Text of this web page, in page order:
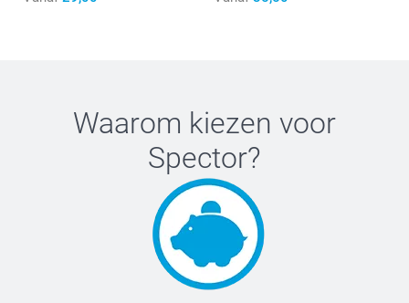
Waarom kiezen voor
Spector?